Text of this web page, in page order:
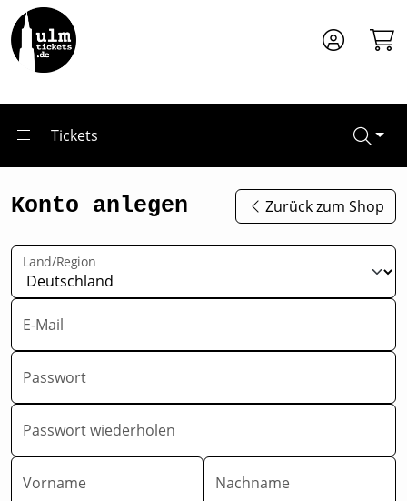
Zum Hauptinhalt springen
Tickets
Konto anlegen Zurück zum Shop
Land/Region
E-Mail
Passwort
Passwort wiederholen
Vorname Nachname